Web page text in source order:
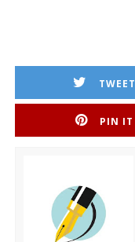
TWEET
PIN IT